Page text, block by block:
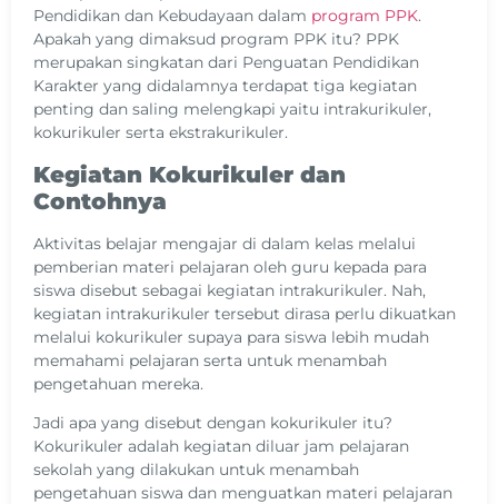
Pendidikan dan Kebudayaan dalam program PPK.
Apakah yang dimaksud program PPK itu? PPK
merupakan singkatan dari Penguatan Pendidikan
Karakter yang didalamnya terdapat tiga kegiatan
penting dan saling melengkapi yaitu intrakurikuler,
kokurikuler serta ekstrakurikuler.
Kegiatan Kokurikuler dan
Contohnya
Aktivitas belajar mengajar di dalam kelas melalui
pemberian materi pelajaran oleh guru kepada para
siswa disebut sebagai kegiatan intrakurikuler. Nah,
kegiatan intrakurikuler tersebut dirasa perlu dikuatkan
melalui kokurikuler supaya para siswa lebih mudah
memahami pelajaran serta untuk menambah
pengetahuan mereka.
Jadi apa yang disebut dengan kokurikuler itu?
Kokurikuler adalah kegiatan diluar jam pelajaran
sekolah yang dilakukan untuk menambah
pengetahuan siswa dan menguatkan materi pelajaran